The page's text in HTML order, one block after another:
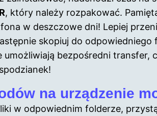
, który należy rozpakować.
w deszczowe dni! Lepiej
skopiuj do
umożliwiają bezpośredni transfer,
na urządzenie
w odpowiednim folderze,